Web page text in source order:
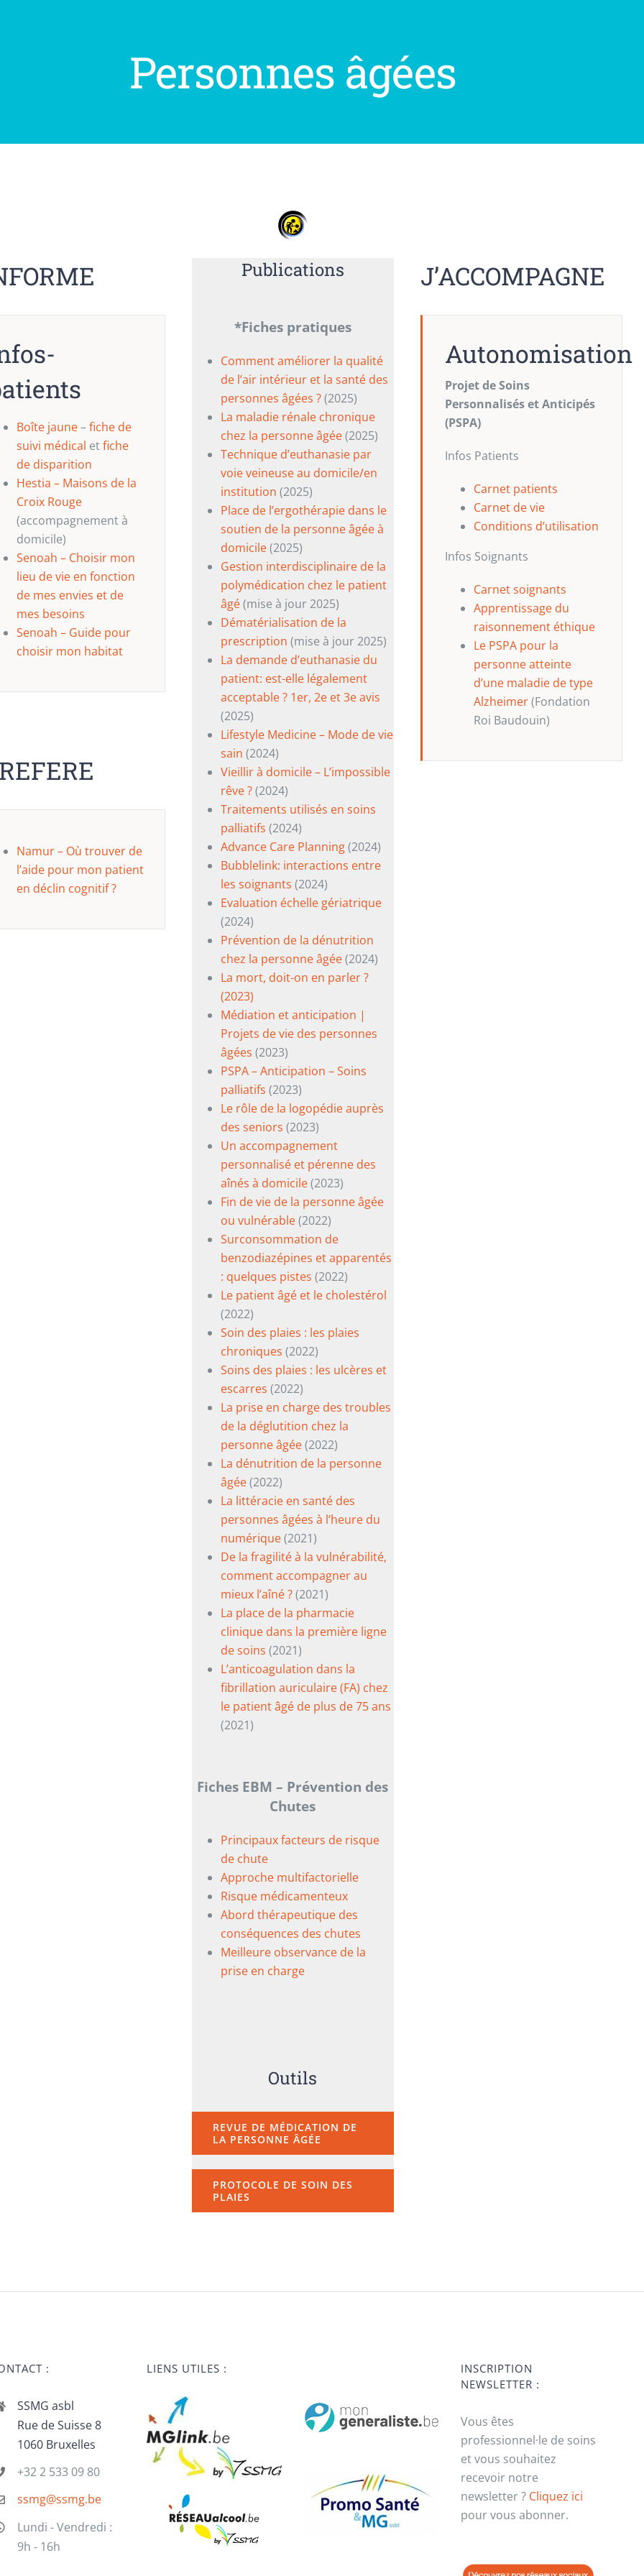
Personnes âgées
Boîte jaune–fiche de
suivi médical etfiche
de disparition
Hestia – Maisons de la
Croix Rouge
(accompagnement à
domicile)
Senoah – Choisir mon
lieu de vie en fonction
de mes envies et de
mes besoins
Senoah – Guide pour
choisir mon habitat
Namur – Où trouver de
l’aide pour mon patient
en déclin cognitif ?
Publications
*Fiches pratiques
Comment améliorer la qualité
de l’air intérieur et la santé des
personnes âgées ?(2025)
La maladie rénale chronique
chez la personne âgée(2025)
Technique d’euthanasie par
voie veineuse au domicile/en
institution (2025)
Place de l’ergothérapie dans le
soutien de la personne âgée à
domicile(2025)
Gestion interdisciplinaire de la
polymédication chez le patient
âgé(mise à jour 2025)
Dématérialisation de la
prescription (mise à jour 2025)
La demande d’euthanasie du
patient: est-elle légalement
acceptable ? 1er, 2e et 3e avis
(2025)
Lifestyle Medicine – Mode de vie
sain (2024)
Vieillir à domicile – L’impossible
rêve ?(2024)
Traitements utilisés en soins
palliatifs (2024)
Advance Care Planning(2024)
Bubblelink: interactions entre
les soignants (2024)
Evaluation échelle gériatrique
(2024)
Prévention de la dénutrition
chez la personne âgée(2024)
La mort, doit-on en parler ?
(2023)
Médiation et anticipation |
Projets de vie des personnes
âgées (2023)
PSPA – Anticipation – Soins
palliatifs (2023)
Le rôle de la logopédie auprès
des seniors (2023)
Un accompagnement
personnalisé et pérenne des
aînés à domicile(2023)
Fin de vie de la personne âgée
ou vulnérable(2022)
Surconsommation de
benzodiazépines et apparentés
: quelques pistes (2022)
Le patient âgé et le cholestérol
(2022)
Soin des plaies : les plaies
chroniques (2022)
Soins des plaies : les ulcères et
escarres (2022)
La prise en charge des troubles
de la déglutition chez la
personne âgée(2022)
La dénutrition de la personne
âgée(2022)
La littéracie en santé des
personnes âgées à l’heure du
numérique(2021)
De la fragilité à la vulnérabilité,
comment accompagner au
mieux l’aîné ?(2021)
La place de la pharmacie
clinique dans la première ligne
de soins (2021)
L’anticoagulation dans la
fibrillation auriculaire (FA) chez
le patient âgé de plus de 75 ans
(2021)
Fiches EBM – Prévention des
Chutes
Principaux facteurs de risque
de chute
Approche multifactorielle
Risque médicamenteux
Abord thérapeutique des
conséquences des chutes
Meilleure observance de la
prise en charge
Outils
REVUE DE MÉDICATION DE
LA PERSONNE ÂGÉE
PROTOCOLE DE SOIN DES
PLAIES
J’ACCOMPAGNE
Autonomisation
Projet de Soins
Personnalisés et Anticipés
(PSPA)
Infos Patients
Carnet patients
Carnet de vie
Conditions d’utilisation
Infos Soignants
Carnet soignants
Apprentissage du
raisonnement éthique
Le PSPA pour la
personne atteinte
d’une maladie de type
Alzheimer(Fondation
Roi Baudouin)
:
SSMG asbl
Rue de Suisse 8
1060 Bruxelles
+32 2 533 09 80
ssmg@ssmg.be
Lundi - Vendredi :
9h - 16h
LIENS UTILES :
INSCRIPTION
NEWSLETTER :
Vous êtes
professionnel·le de soins
et vous souhaitez
recevoir notre
newsletter ? Cliquez ici
pour vous abonner.